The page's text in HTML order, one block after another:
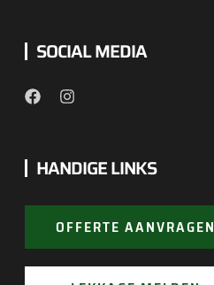
SOCIAL MEDIA
HANDIGE LINKS
OFFERTE AANVRAGEN